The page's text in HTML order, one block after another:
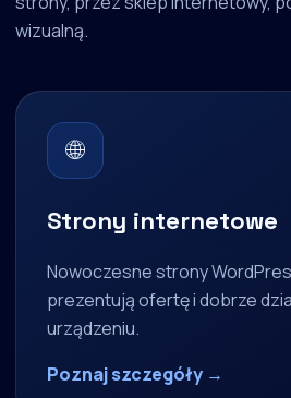
wizualną.
🌐
Strony internetowe
Nowoczesne strony
prezentują ofertę i dobrze
urządzeniu.
Poznaj szczegóły →